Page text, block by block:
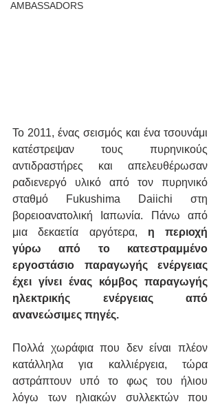
AMBASSADORS
Το 2011, ένας σεισμός και ένα τσουνάμι
κατέστρεψαν τους πυρηνικούς
αντιδραστήρες και απελευθέρωσαν
ραδιενεργό υλικό από τον πυρηνικό
σταθμό Fukushima Daiichi στη
βορειοανατολική Ιαπωνία. Πάνω από
μια δεκαετία αργότερα, η περιοχή
γύρω από το κατεστραμμένο
εργοστάσιο παραγωγής ενέργειας
έχει γίνει ένας κόμβος παραγωγής
ηλεκτρικής ενέργειας από
ανανεώσιμες πηγές.
Πολλά χωράφια που δεν είναι πλέον
κατάλληλα για καλλιέργεια, τώρα
αστράπτουν υπό το φως του ήλιου
λόγω των ηλιακών συλλεκτών που